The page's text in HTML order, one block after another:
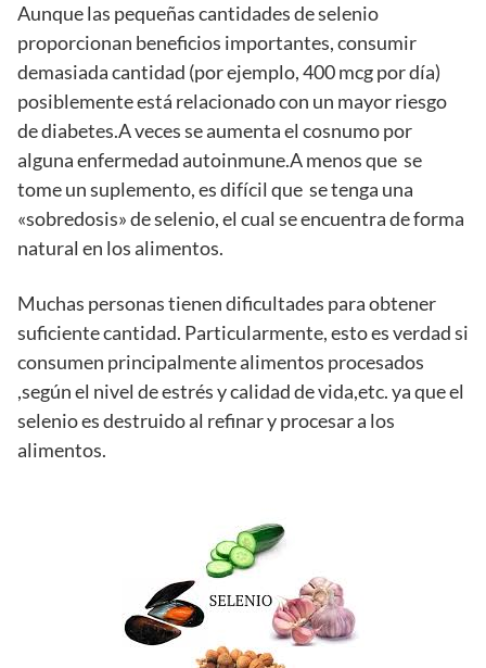
Aunque las pequeñas cantidades de selenio
proporcionan beneficios importantes, consumir
demasiada cantidad (por ejemplo, 400 mcg por día)
posiblemente está relacionado con un mayor riesgo
de diabetes.A veces se aumenta el cosnumo por
alguna enfermedad autoinmune.A menos que se
tome un suplemento, es difícil que se tenga una
«sobredosis» de selenio, el cual se encuentra de forma
natural en los alimentos.
Muchas personas tienen dificultades para obtener
suficiente cantidad. Particularmente, esto es verdad si
consumen principalmente alimentos procesados
,según el nivel de estrés y calidad de vida,etc. ya que el
selenio es destruido al refinar y procesar a los
alimentos.